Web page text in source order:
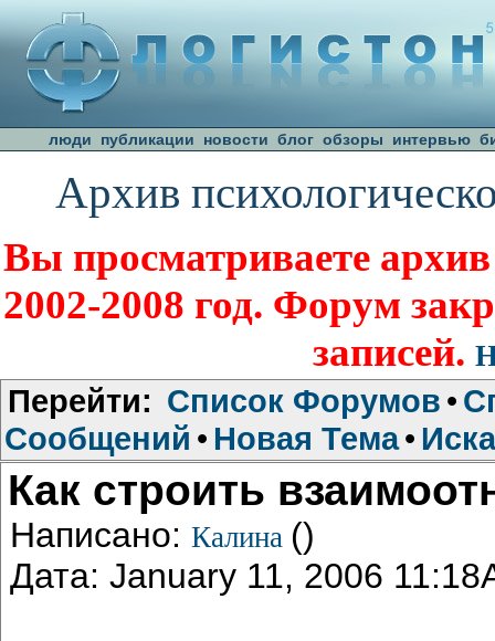
люди публикации новости блог обзоры интервью
Архив
Вы просматриваете
2002-2008 год. Форум
записей.
Перейти: Список Форумов •
Сообщений • Новая Тема•
Как строить
Написано: Калина ()
Дата: January 11, 2006